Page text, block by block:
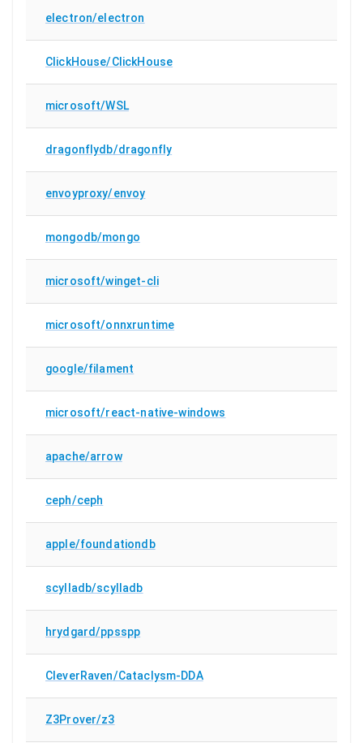
electron/electron
ClickHouse/ClickHouse
microsoft/WSL
dragonflydb/dragonfly
envoyproxy/envoy
mongodb/mongo
microsoft/winget-cli
microsoft/onnxruntime
google/filament
microsoft/react-native-windows
apache/arrow
ceph/ceph
apple/foundationdb
scylladb/scylladb
hrydgard/ppsspp
CleverRaven/Cataclysm-DDA
Z3Prover/z3